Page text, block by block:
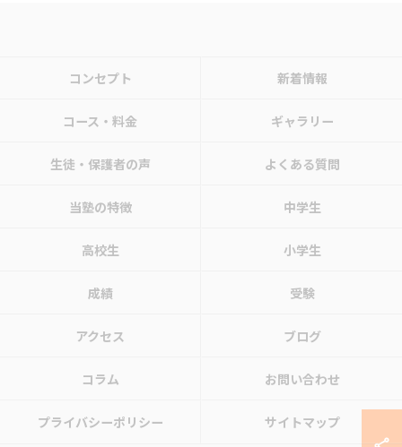
コンセプト 新着情報
コース・料金 ギャラリー
生徒・保護者の声 よくある質問
当塾の特徴 中学生
高校生 小学生
成績 受験
アクセス ブログ
コラム お問い合わせ
プライバシーポリシー サイトマップ